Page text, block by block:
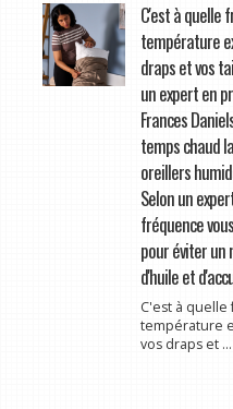
C'est à quelle
température
draps et vos
un expert en
Frances
temps chaud
oreillers
Selon un
fréquence
pour éviter un
d'huile et
C'est à quelle
température
vos draps et ...